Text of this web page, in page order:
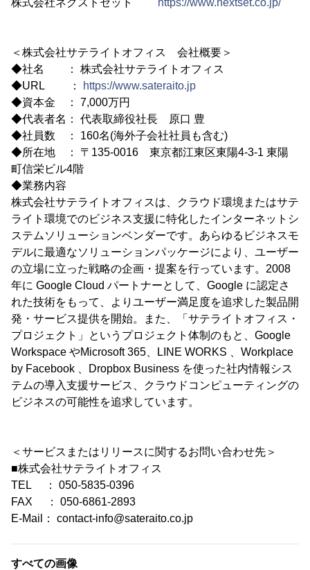
＜株式会社サテライトオフィス 会社概要＞
◆社名 ： 株式会社サテライトオフィス
◆URL ：
https://www.sateraito.jp
◆資本金 ： 7,000万円
◆代表者名： 代表取締役社長 原口 豊
◆社員数 ： 160名(海外子会社社員も含む)
◆所在地 ： 〒135-0016 東京都江東区東陽4-3-1 東陽
町信栄ビル4階
◆業務内容
株式会社サテライトオフィスは、クラウド環境またはサテ
ライト環境でのビジネス支援に特化したインターネットシ
ステムソリューションベンダーです。あらゆるビジネスモ
デルに最適なソリューションパッケージにより、ユーザー
の立場に立った戦略の企画・提案を行っています。2008
年に Google Cloud パートナーとして、Google に認定さ
れた技術をもって、よりユーザー満足度を追求した製品開
発・サービス提供を開始。また、「サテライトオフィス・
プロジェクト」というプロジェクト体制のもと、Google
Workspace やMicrosoft 365、LINE WORKS 、Workplace
by Facebook 、Dropbox Business を使った社内情報シス
テムの導入支援サービス、クラウドコンピューティングの
ビジネスの可能性を追求しています。
＜サービスまたはリリースに関するお問い合わせ先＞
■株式会社サテライトオフィス
TEL ： 050-5835-0396
FAX ： 050-6861-2893
E-Mail： contact-info@sateraito.co.jp
すべての画像